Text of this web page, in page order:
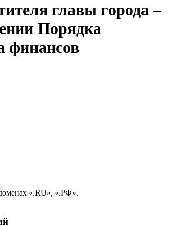
главы города –
Порядка
финансов
«.RU», «.РФ».